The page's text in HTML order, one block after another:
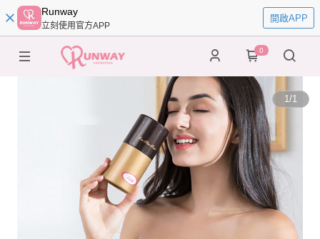
Runway
立刻使用官方APP
開啟APP
0
1/1